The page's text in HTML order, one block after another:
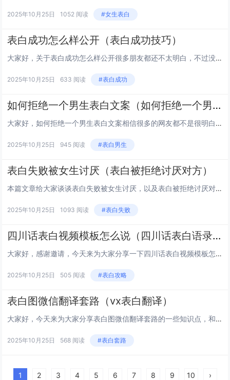
2025年10月25日 1052 阅读 #女生表白
表白成功怎么样公开（表白成功技巧）
大家好，关于表白成功怎么样公开很多朋友都还不太明白，不过没关系，因为今天小编就来为大家分享关于表白成功技巧的知识点，相信应该可以解决大家的一些困惑和问题，如果碰巧可以解决您的问题，还望关注下本站哦，希望对各位有所帮助！ 1处电交友怎么公开表...
2025年10月25日 633 阅读 #表白成功
如何拒绝一个男生表白文案（如何拒绝一个男生表白文案）
大家好，如何拒绝一个男生表白文案相信很多的网友都不是很明白，包括如何拒绝一个男生表白文案也是一样，不过没有关系，接下来就来为大家分享关于如何拒绝一个男生表白文案和如何拒绝一个男生表白文案的一些知识点，大家可以关注收藏，免得下次来找不到哦，下...
2025年10月25日 945 阅读 #表白男生
表白失败被女生讨厌（表白被拒绝讨厌对方）
本篇文章给大家谈谈表白失败被女生讨厌，以及表白被拒绝讨厌对方对应的知识点，文章可能有点长，但是希望大家可以阅读完，增长自己的知识，最重要的是希望对各位有所帮助，可以解决了您的问题，不要忘了收藏本站喔。 11在情感中男生表白后会被女生嫌弃是为...
2025年10月25日 1093 阅读 #表白失败
四川话表白视频模板怎么说（四川话表白语录大全）
大家好，感谢邀请，今天来为大家分享一下四川话表白视频模板怎么说的问题，以及和四川话表白语录大全的一些困惑，大家要是还不太明白的话，也没有关系，因为接下来将为大家分享，希望可以帮助到大家，解决大家的问题，下面就开始吧！ 1111用四川话做个非...
2025年10月25日 505 阅读 #表白攻略
表白图微信翻译套路（vx表白翻译）
大家好，今天来为大家分享表白图微信翻译套路的一些知识点，和vx表白翻译的问题解析，大家要是都明白，那么可以忽略，如果不太清楚的话可以看看本篇文章，相信很大概率可以解决您的问题，接下来我们就一起来看看吧！11如何使用微信翻译表白 今晚橙子给...
2025年10月25日 568 阅读 #表白套路
1 2 3 4 5 6 7 8 9 10 ›